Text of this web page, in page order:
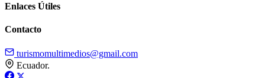
Enlaces Útiles
Contacto
turismomultimedios@gmail.com
Ecuador.